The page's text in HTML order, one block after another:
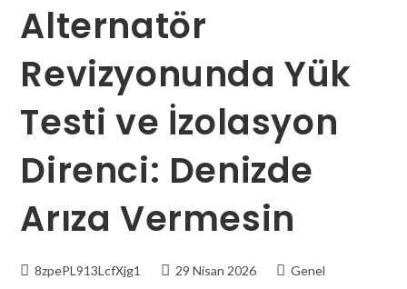
Alternatör
Revizyonunda Yük
Testi ve İzolasyon
Direnci: Denizde
Arıza Vermesin
8zpePL913LcfXjg1 29 Nisan 2026 Genel